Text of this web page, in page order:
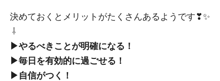
決めておくとメリットがたくさんあるようです❣✨
⇩
▶やるべきことが明確になる！
▶毎日を有効的に過ごせる！
▶自信がつく！